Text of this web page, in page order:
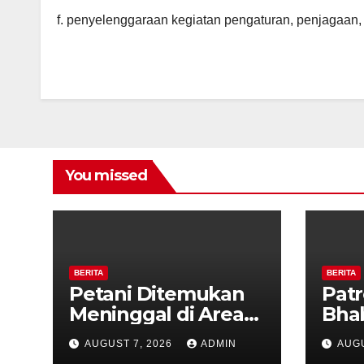
f. penyelenggaraan kegiatan pengaturan,
You missed
BERITA
Petani Ditemukan
Meninggal di Area
Persawahan
Kalibeji, Polisi
AUGUST 7, 2026 ADMIN
BERITA
dan